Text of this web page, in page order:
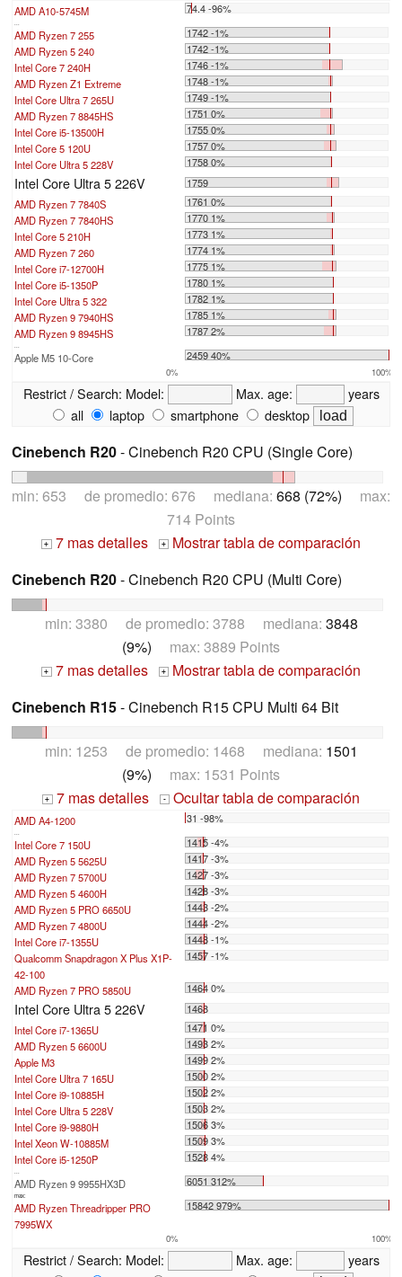
AMD A10-5745M 74.4 -96%
...
AMD Ryzen 7 255
1742 -1%
AMD Ryzen 5 240
1742 -1%
Intel Core 7 240H
1746 -1%
AMD Ryzen Z1 Extreme
1748 -1%
Intel Core Ultra 7 265U
1749 -1%
AMD Ryzen 7 8845HS
1751 0%
Intel Core i5-13500H
1755 0%
Intel Core 5 120U
1757 0%
Intel Core Ultra 5 228V
1758 0%
Intel Core Ultra 5 226V
1759
AMD Ryzen 7 7840S
1761 0%
AMD Ryzen 7 7840HS
1770 1%
Intel Core 5 210H
1773 1%
AMD Ryzen 7 260
1774 1%
Intel Core i7-12700H
1775 1%
Intel Core i5-1350P
1780 1%
Intel Core Ultra 5 322
1782 1%
AMD Ryzen 9 7940HS
1785 1%
AMD Ryzen 9 8945HS
1787 2%
...
Apple M5 10-Core 2459 40%
0% 100%
Restrict / Search: Model: Max. age:
years
all
laptop smartphone desktop
Cinebench R20- Cinebench R20 CPU (Single Core)
min: 653 de promedio: 676 mediana: 668 (72%) max:
714 Points
+ 7 mas detalles +
Mostrar tabla de comparación
Cinebench R20- Cinebench R20 CPU (Multi Core)
min: 3380 de promedio: 3788 mediana: 3848
(9%) max: 3889 Points
+ 7 mas detalles +
Mostrar tabla de comparación
Cinebench R15- Cinebench R15 CPU Multi 64 Bit
min: 1253 de promedio: 1468 mediana: 1501
(9%) max: 1531 Points
+ 7 mas detalles - Ocultar tabla de comparación
AMD A4-1200 31 -98%
...
Intel Core 7 150U
1415 -4%
AMD Ryzen 5 5625U
1417 -3%
AMD Ryzen 7 5700U
1427 -3%
AMD Ryzen 5 4600H
1428 -3%
AMD Ryzen 5 PRO 6650U
1443 -2%
AMD Ryzen 7 4800U
1444 -2%
Intel Core i7-1355U
1448 -1%
Qualcomm Snapdragon X Plus X1P-
42-100
1457 -1%
AMD Ryzen 7 PRO 5850U 1464 0%
Intel Core Ultra 5 226V
1468
Intel Core i7-1365U
1471 0%
AMD Ryzen 5 6600U
1493 2%
Apple M3
1499 2%
Intel Core Ultra 7 165U
1500 2%
Intel Core i9-10885H
1502 2%
Intel Core Ultra 5 228V
1503 2%
Intel Core i9-9880H
1506 3%
Intel Xeon W-10885M
1509 3%
Intel Core i5-1250P
1528 4%
...
AMD Ryzen 9 9955HX3D 6051 312%
max:
AMD Ryzen Threadripper PRO
7995WX
15842 979%
0% 100%
Restrict / Search: Model: Max. age:
years